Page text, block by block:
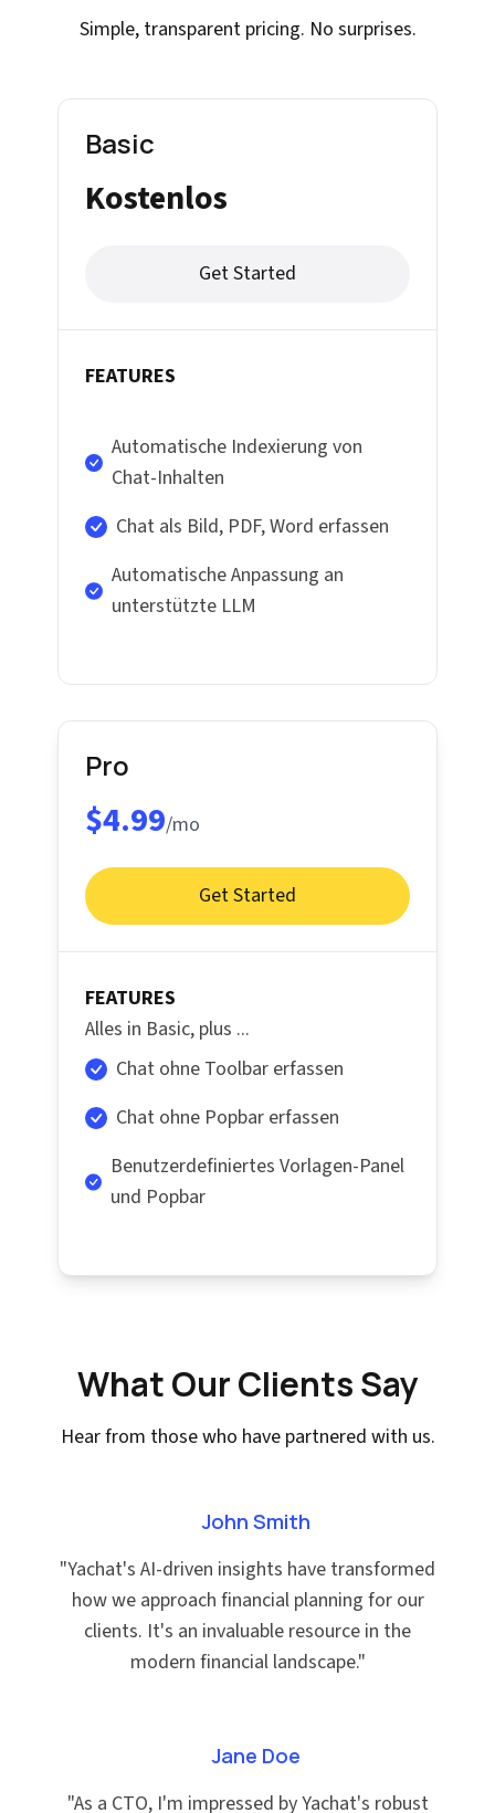
Simple, transparent pricing. No surprises.
Basic
Kostenlos
Get Started
FEATURES
Automatische Indexierung von
Chat-Inhalten
Chat als Bild, PDF, Word erfassen
Automatische Anpassung an
unterstützte LLM
Pro
$4.99/mo
Get Started
FEATURES
Alles in Basic, plus ...
Chat ohne Toolbar erfassen
Chat ohne Popbar erfassen
Benutzerdefiniertes Vorlagen-Panel
und Popbar
What Our Clients Say
Hear from those who have partnered with us.
John Smith
"Yachat's AI-driven insights have transformed
how we approach financial planning for our
clients. It's an invaluable resource in the
modern financial landscape."
Jane Doe
"As a CTO, I'm impressed by Yachat's robust